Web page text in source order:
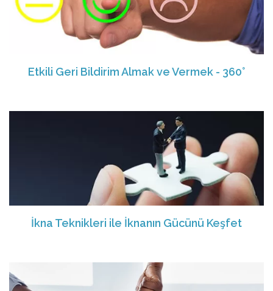
Etkili Geri Bildirim Almak ve Vermek - 360°
İkna Teknikleri ile İknanın Gücünü Keşfet